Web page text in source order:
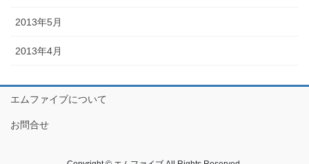
2013年5月
2013年4月
エムファイブについて
お問合せ